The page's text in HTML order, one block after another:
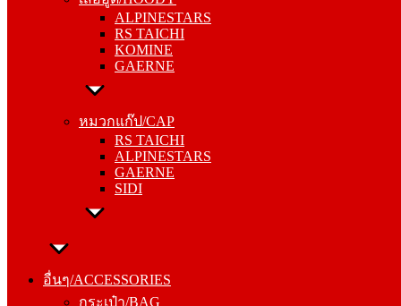
ALPINESTARS
RS TAICHI
KOMINE
GAERNE
หมวกแก๊ป/CAP
RS TAICHI
ALPINESTARS
GAERNE
SIDI
อื่นๆ/ACCESSORIES
กระเป๋า/BAG
KOMINE
GAERNE
หมวกแก๊ป/CAP
ALPINESTARS
GAERNE
SIDI
อื่นๆ/ACCESSORIES
RS TAICHI